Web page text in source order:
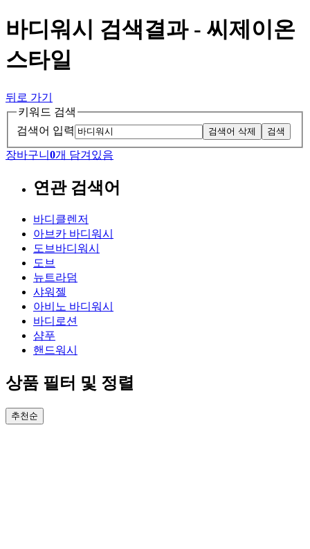
바디워시 검색결과 - 씨제이온
스타일
뒤로 가기
키워드 검색
검색어 입력
검색어 삭제 검색
장바구니 0개 담겨있음
연관 검색어
바디클렌저
아브카 바디워시
도브바디워시
도브
뉴트라덤
샤워젤
아비노 바디워시
바디로션
샴푸
핸드워시
상품 필터 및 정렬
추천순